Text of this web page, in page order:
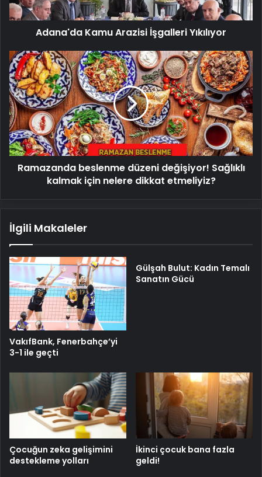
Adana'da Kamu Arazisi İşgalleri Yıkılıyor
Ramazanda
beslenme
düzeni
değişiyor!
Sağlıklı
kalmak
için
nelere
dikkat
etmeliyiz?
Ramazanda beslenme düzeni değişiyor! Sağlıklı
kalmak için nelere dikkat etmeliyiz?
İlgili Makaleler
VakıfBank, Fenerbahçe’yi
3-1 ile geçti
Gülşah Bulut: Kadın Temalı
Sanatın Gücü
Çocuğun zeka gelişimini
destekleme yolları
İkinci çocuk bana fazla
geldi!